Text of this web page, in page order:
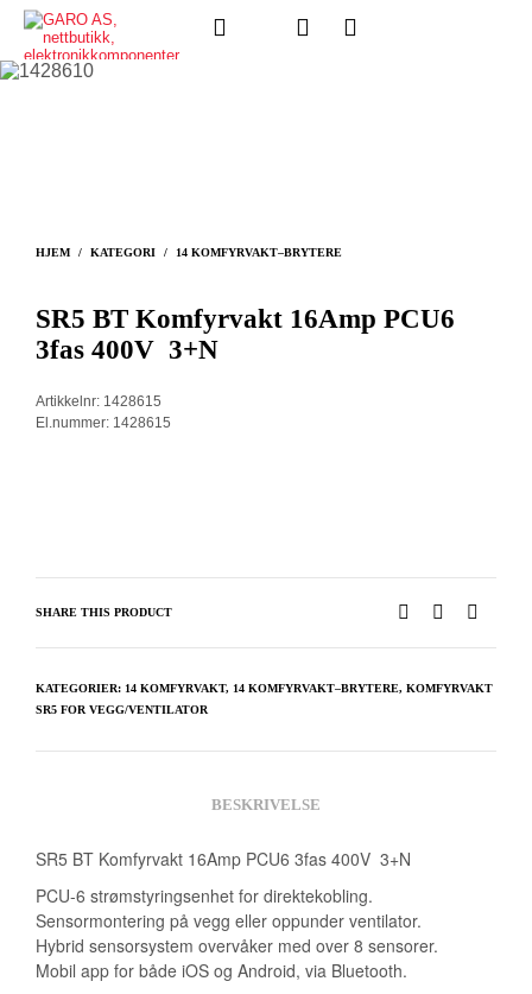
HJEM / KATEGORI / 14 KOMFYRVAKT–BRYTERE
SR5 BT Komfyrvakt 16Amp PCU6
3fas 400V 3+N
Artikkelnr: 1428615
El.nummer: 1428615
SHARE THIS PRODUCT
KATEGORIER: 14 KOMFYRVAKT, 14 KOMFYRVAKT–BRYTERE, KOMFYRVAKT
SR5 FOR VEGG/VENTILATOR
BESKRIVELSE
SR5 BT Komfyrvakt 16Amp PCU6 3fas 400V 3+N
PCU-6 strømstyringsenhet for direktekobling.
Sensormontering på vegg eller oppunder ventilator.
Hybrid sensorsystem overvåker med over 8 sensorer.
Mobil app for både iOS og Android, via Bluetooth.